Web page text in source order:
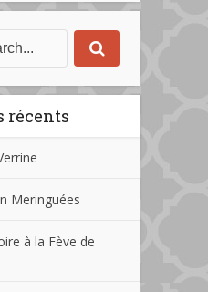
récents
Meringuées
à la Fève de